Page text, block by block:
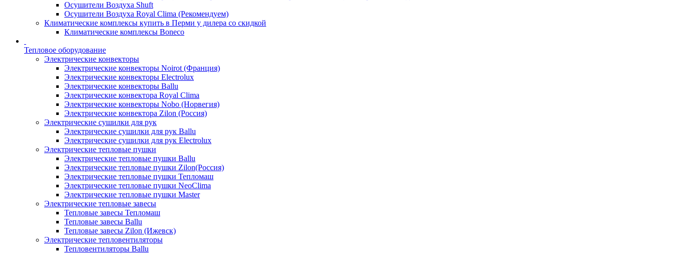
Осушители Воздуха Shuft
Осушители Воздуха Royal Clima (Рекомендуем)
Климатические комплексы купить в Перми у дилера со скидкой
Климатические комплексы Boneсo
Тепловое оборудование
Электрические конвекторы
Электрические конвекторы Noirot (Франция)
Электрические конвекторы Electrolux
Электрические конвекторы Ballu
Электрические конвектора Royal Clima
Электрические конвекторы Nobo (Норвегия)
Электрические конвектора Zilon (Россия)
Электрические сушилки для рук
Электрические сушилки для рук Ballu
Электрические сушилки для рук Electrolux
Электрические тепловые пушки
Электрические тепловые пушки Ballu
Электрические тепловые пушки Zilon(Россия)
Электрические тепловые пушки Тепломаш
Электрические тепловые пушки NeoClima
Электрические тепловые пушки Master
Электрические тепловые завесы
Тепловые завесы Тепломаш
Тепловые завесы Ballu
Тепловые завесы Zilon (Ижевск)
Электрические тепловентиляторы
Тепловентиляторы Ballu